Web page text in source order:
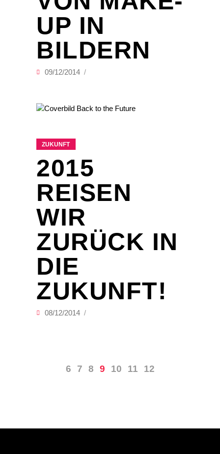
UP IN
BILDERN
09/12/2014
ZUKUNFT
2015
REISEN
WIR
ZURÜCK IN
DIE
ZUKUNFT!
08/12/2014
6 7 8 9 10 11 12